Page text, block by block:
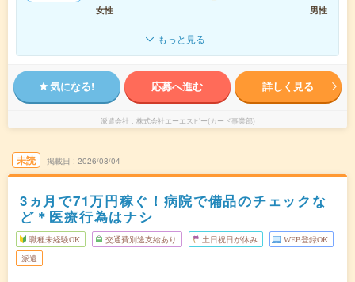
女性
男性
もっと見る
気になる! 応募へ進む 詳しく見る
派遣会社 株式会社エーエスピー(カード事業部)
未読 掲載日 2026/08/04
3ヵ月で71万円稼ぐ！病院で備品のチェックな
ど＊医療行為はナシ
職種未経験OK 交通費別途支給あり 土日祝日が休み WEB登録OK
派遣